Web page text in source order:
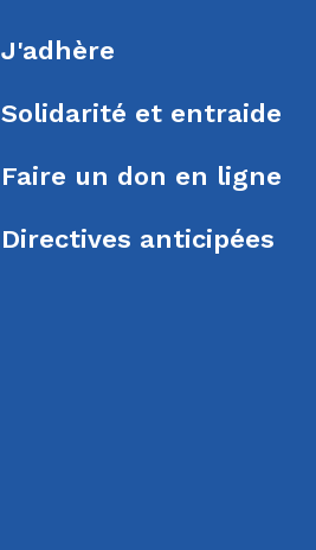
J'adhère
Solidarité et entraide
Faire un don en ligne
Directives anticipées